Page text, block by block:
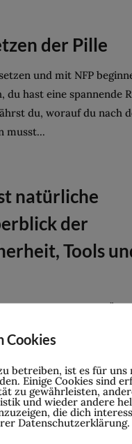
der Pille
und mit NFP
du hast eine spannende
du, worauf du nach
musst...
natürliche
der
Tools
ist das eigentlich?
und dabei mit
Methoden, Tools und
Alles
Cookies
betreiben, ist es für uns
Einige Cookies sind
zu gewährleisten,
und wieder andere
die dich
Datenschutzerklärung.